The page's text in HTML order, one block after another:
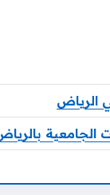
الرياض
الجامعية